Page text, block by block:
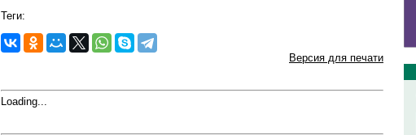
Теги:
Версия для печати
Loading...